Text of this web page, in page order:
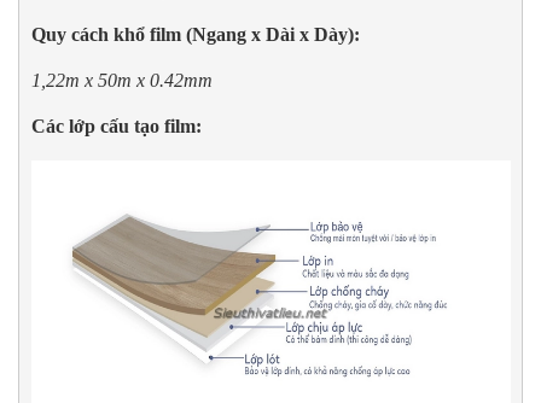
Quy cách khổ film (Ngang x Dài x Dày):
1,22m x 50m x 0.42mm
Các lớp cấu tạo film: